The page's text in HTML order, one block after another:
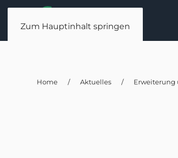
Zum Hauptinhalt springen
Home Aktuelles Erweiterung